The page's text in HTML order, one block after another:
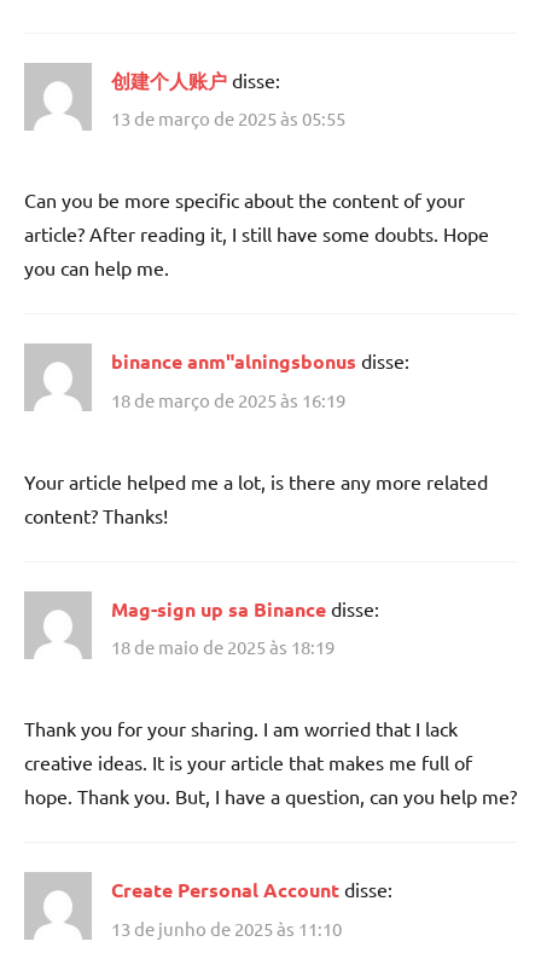
创建个人账户 disse:
13 de março de 2025 às 05:55
Can you be more specific about the content of your
article? After reading it, I still have some doubts. Hope
you can help me.
binance anm"alningsbonus disse:
18 de março de 2025 às 16:19
Your article helped me a lot, is there any more related
content? Thanks!
Mag-sign up sa Binance disse:
18 de maio de 2025 às 18:19
Thank you for your sharing. I am worried that I lack
creative ideas. It is your article that makes me full of
hope. Thank you. But, I have a question, can you help me?
Create Personal Account disse:
13 de junho de 2025 às 11:10